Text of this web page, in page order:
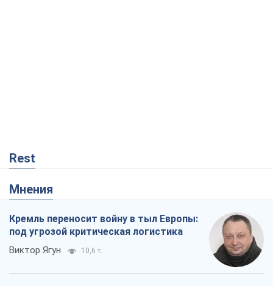
Rest
Мнения
Кремль переносит войну в тыл Европы:
под угрозой критическая логистика
Виктор Ягун 10,6 т.